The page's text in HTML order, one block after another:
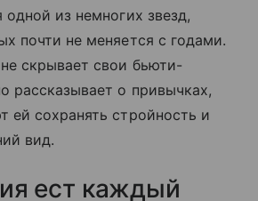
одной из немногих звезд,
почти не меняется с годами.
скрывает свои бьюти-
рассказывает о привычках,
ей сохранять стройность и
вид.
ест каждый